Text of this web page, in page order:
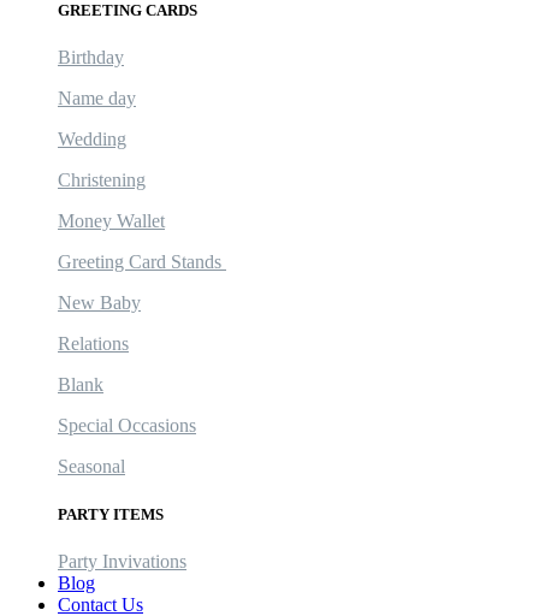
GREETING CARDS
Birthday
Name day
Wedding
Christening
Money Wallet
Greeting Card Stands
New Baby
Relations
Blank
Special Occasions
Seasonal
PARTY ITEMS
Party Invivations
Blog
Contact Us